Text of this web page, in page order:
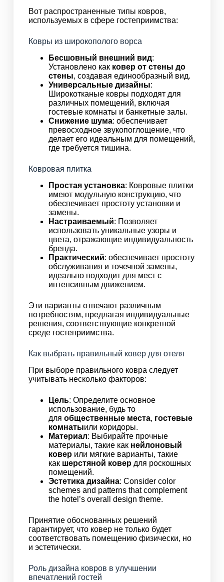
Вот распространенные типы ковров,
используемых в сфере гостеприимства:
Ковры из широкополого ворса
Бесшовный внешний вид:
Установлено как ковер от стены до
стены, создавая единообразный вид.
Универсальные дизайны:
Широкотканые ковры подходят для
различных помещений, включая
гостевые комнаты и банкетные залы.
Снижение шума: обеспечивает
превосходное звукопоглощение, что
делает его идеальным для помещений,
где требуется тишина.
Ковровая плитка
Простая установка: Ковровые плитки
имеют модульную конструкцию, что
обеспечивает простоту установки и
замены.
Настраиваемый: Позволяет
использовать уникальные узоры и
цвета, отражающие индивидуальность
бренда.
Практический: обеспечивает простоту
обслуживания и точечной замены,
идеально подходит для мест с
интенсивным движением.
Эти варианты отвечают различным
потребностям, предлагая индивидуальные
решения, соответствующие конкретной
среде гостеприимства.
Как выбрать правильный ковер для отеля
При выборе правильного ковра следует
учитывать несколько факторов:
Цель: Определите основное
использование, будь то
для общественные места, гостевые
комнатыили коридоры.
Материал: Выбирайте прочные
материалы, такие как нейлоновый
коверили мягкие варианты, такие
как шерстяной ковердля роскошных
помещений.
Эстетика дизайна: Consider color
schemes and patterns that complement
the hotel’s overall design theme.
Принятие обоснованных решений
гарантирует, что ковер не только будет
соответствовать помещению физически, но
и эстетически.
Роль дизайна ковров в улучшении
впечатлений гостей